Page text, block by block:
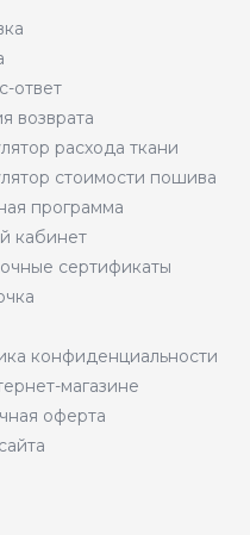
ответ
возврата
расхода ткани
стоимости пошива
программа
кабинет
сертификаты
конфиденциальности
магазине
оферта